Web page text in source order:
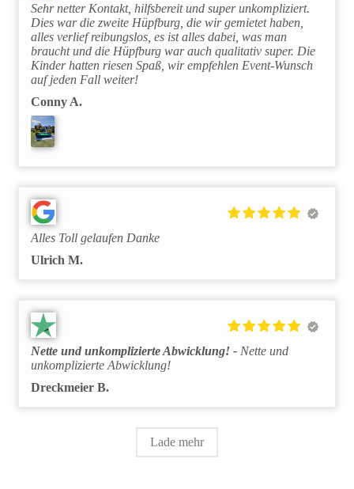
Sehr netter Kontakt, hilfsbereit und super unkompliziert.
Dies war die zweite Hüpfburg, die wir gemietet haben,
alles verlief reibungslos, es ist alles dabei, was man
braucht und die Hüpfburg war auch qualitativ super. Die
Kinder hatten riesen Spaß, wir empfehlen Event-Wunsch
auf jeden Fall weiter!
Conny A.
Alles Toll gelaufen Danke
Ulrich M.
Nette und unkomplizierte Abwicklung!
Nette und
unkomplizierte Abwicklung!
Dreckmeier B.
Lade mehr